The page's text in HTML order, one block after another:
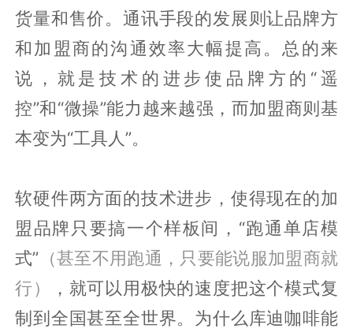
货量和售价。通讯手段的发展则让品牌方
和加盟商的沟通效率大幅提高。总的来
说，就是技术的进步使品牌方的“遥
控”和“微操”能力越来越强，而加盟商则基
本变为“工具人”。
软硬件两方面的技术进步，使得现在的加
盟品牌只要搞一个样板间，“跑通单店模
式” （甚至不用跑通，只要能说服加盟商就
行）
，就可以用极快的速度把这个模式复
制到全国甚至全世界。为什么库迪咖啡能